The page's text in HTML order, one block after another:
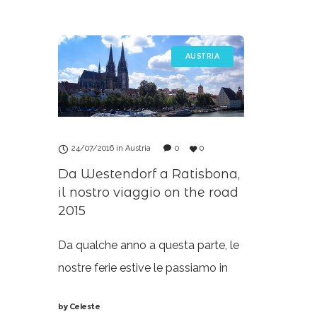
Bischofshofen, che dista appena
sovrasta il paese da
paesini
AUSTRIA
24/07/2016 in Austria 0 0
Da Westendorf a Ratisbona,
il nostro viaggio on the road
2015
Da qualche anno a questa parte, le
nostre ferie estive le passiamo in
vari. Il tempo a disposizione varia
byCeleste